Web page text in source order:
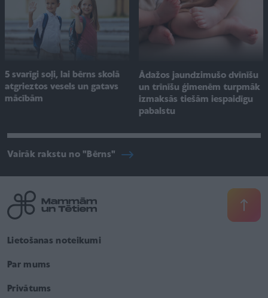
5 svarīgi soļi, lai bērns skolā
atgrieztos vesels un gatavs
mācībām
Ādažos jaundzimušo dvīnīšu
un trīnīšu ģimenēm turpmāk
izmaksās tiešām iespaidīgu
pabalstu
Vairāk rakstu no "Bērns"
Lietošanas noteikumi
Par mums
Privātums